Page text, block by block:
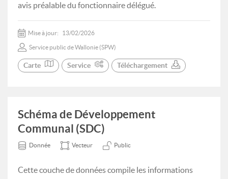
avis préalable du fonctionnaire délégué.
Mise à jour: 13/02/2026
Service public de Wallonie (SPW)
Carte Service Téléchargement
Schéma de Développement
Communal (SDC)
Donnée Vecteur Public
Cette couche de données compile les informations